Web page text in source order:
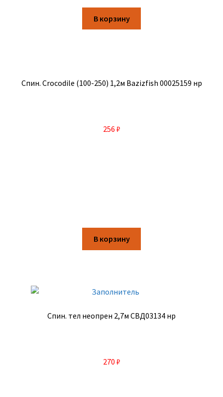
В корзину
Спин. Crocodile (100-250) 1,2м Bazizfish 00025159 нр
256 ₽
В корзину
Спин. тел неопрен 2,7м СВД03134 нр
270 ₽